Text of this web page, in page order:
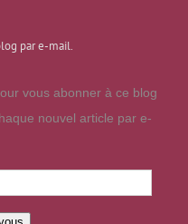
par e-mail.
vous abonner à ce blog
nouvel article par e-